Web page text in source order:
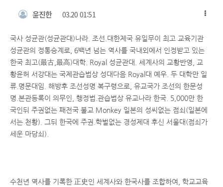
윤진한 03.20 01:51
국사 성균관(성균관대)나라. 조선.대한제국 유일무이 최고 교육기관
성균관의 정통승계로, 6백년 넘는 역사를 국내외에서 인정받고 있는
한국 최고(最古,最高)대학. Royal 성균관대. 세계사의 교황반영, 교
황윤허 서강대는 국제관습법상 성대다음 Royal대 예우. 두 대학만 일
류.명문대임. 해방후 조선성명 복구령으로, 유교국가 조선의 한문성
명.본관등록이 의무인, 행정법.관습법상 유교나라 한국. 5,000만 한
국인뒤 주권없는 패전국 불교 Monkey 일본의 성씨없는 점쇠(일본에
서는 천황). 그뒤 한국에 주권.학벌없는 경성제대 후신 서울대(점쇠가
세운 마당쇠).
수천년 역사를 기록한 正史인 세계사와 한국사를 조합하여, 학교교육